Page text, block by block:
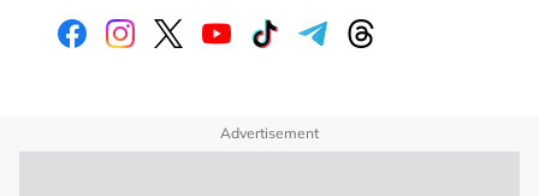
Advertisement